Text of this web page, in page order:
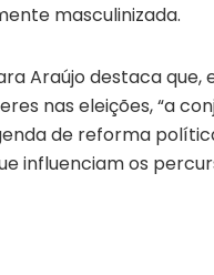
masculinizada.
Araújo destaca
nas eleições, “a
de reforma
influenciam os